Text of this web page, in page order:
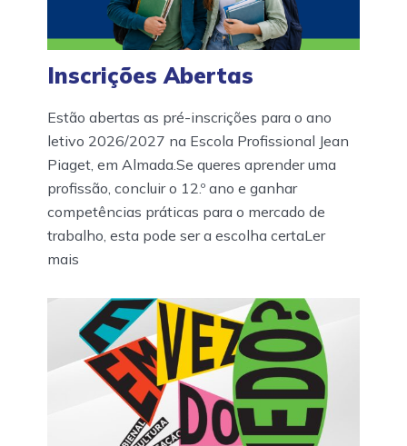
Inscrições Abertas
Estão abertas as pré-inscrições para o ano
letivo 2026/2027 na Escola Profissional Jean
Piaget, em Almada.Se queres aprender uma
profissão, concluir o 12.º ano e ganhar
competências práticas para o mercado de
trabalho, esta pode ser a escolha certaLer
mais